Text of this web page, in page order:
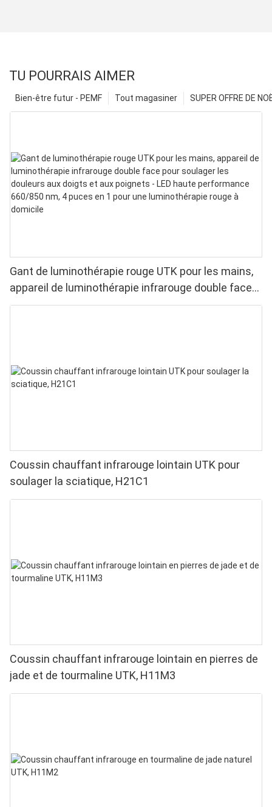
TU POURRAIS AIMER
SUPER OFFRE DE
Tout magasiner
Bien-être futur - PEMF
Gant de luminothérapie rouge UTK pour les mains,
appareil de luminothérapie infrarouge double face
pour soulager les douleurs aux doigts et aux
Coussin chauffant infrarouge lointain UTK pour
soulager la sciatique, H21C1
Coussin chauffant infrarouge lointain en pierres de
jade et de tourmaline UTK, H11M3